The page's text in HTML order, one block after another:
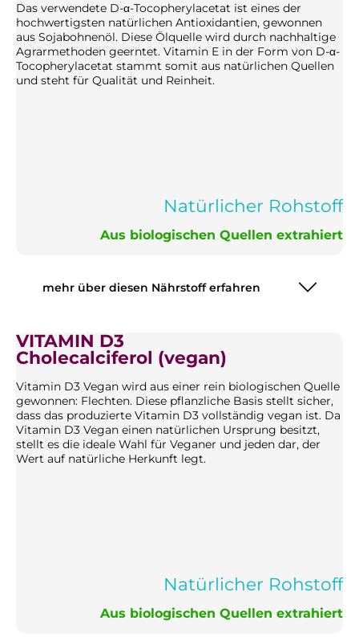
Das verwendete D-α-Tocopherylacetat ist eines der
hochwertigsten natürlichen Antioxidantien, gewonnen
aus Sojabohnenöl. Diese Ölquelle wird durch nachhaltige
Agrarmethoden geerntet. Vitamin E in der Form von D-α-
Tocopherylacetat stammt somit aus natürlichen Quellen
und steht für Qualität und Reinheit.
Natürlicher Rohstoff
Aus biologischen Quellen extrahiert
mehr über diesen Nährstoff erfahren
VITAMIN D3
Cholecalciferol (vegan)
Vitamin D3 Vegan wird aus einer rein biologischen Quelle
gewonnen: Flechten. Diese pflanzliche Basis stellt sicher,
dass das produzierte Vitamin D3 vollständig vegan ist. Da
Vitamin D3 Vegan einen natürlichen Ursprung besitzt,
stellt es die ideale Wahl für Veganer und jeden dar, der
Wert auf natürliche Herkunft legt.
Natürlicher Rohstoff
Aus biologischen Quellen extrahiert